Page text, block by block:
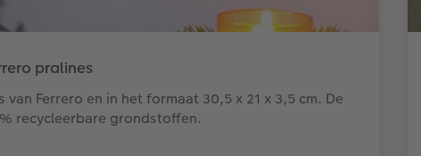
pralines
Ferrero en in het formaat 30,5 x 21 x 3,5 cm. De
recycleerbare grondstoffen.